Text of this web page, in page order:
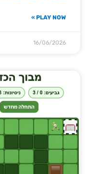
PLAY NOW »
16/06/2026